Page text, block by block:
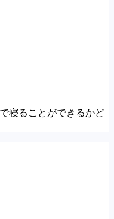
寝ることができるかど